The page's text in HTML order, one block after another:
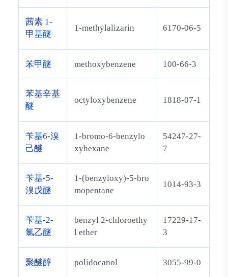
茜素 1-
甲基醚
1-methylalizarin 6170-06-5
苯甲醚 methoxybenzene 100-66-3
苯基辛基
醚
octyloxybenzene 1818-07-1
苄基6-溴
己醚
1-bromo-6-benzylo
xyhexane
54247-27-
7
苄基-5-
溴戊醚
1-(benzyloxy)-5-bro
mopentane
1014-93-3
苄基-2-
氯乙醚
benzyl 2-chloroethy
l ether
17229-17-
3
聚醚醇 polidocanol 3055-99-0